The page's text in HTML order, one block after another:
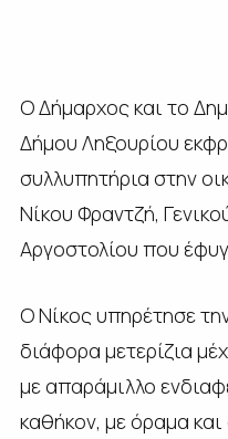
Ο Δήμαρχος και το
Δήμου Ληξουρίου
συλλυπητήρια στην
Νίκου Φραντζή,
Αργοστολίου που
Ο Νίκος υπηρέτησε
διάφορα μετερίζια
με απαράμιλλο
καθήκον, με όραμα